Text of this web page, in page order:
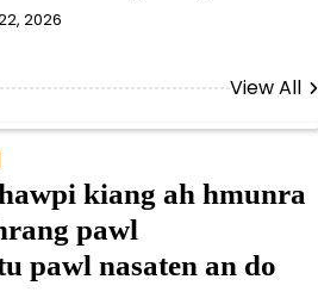
2026
View All
kiang ah hmunra
pawl
pawl nasaten an do